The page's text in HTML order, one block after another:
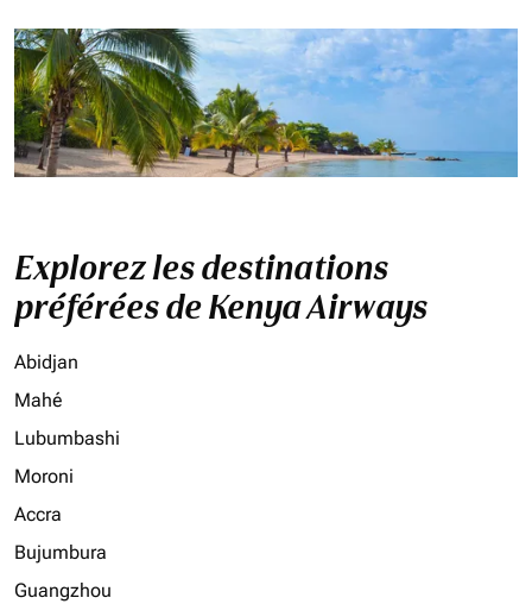
Explorez les destinations
préférées de Kenya Airways
Abidjan
Mahé
Lubumbashi
Moroni
Accra
Bujumbura
Guangzhou